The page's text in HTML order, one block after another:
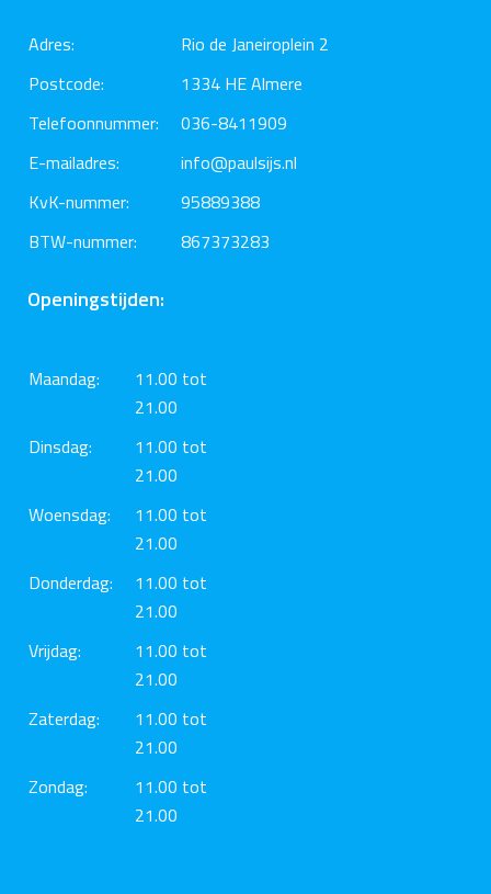
Adres:
Rio de Janeiroplein 2
Postcode:
1334 HE Almere
Telefoonnummer:
036-8411909
E-mailadres:
info@paulsijs.nl
KvK-nummer:
95889388
BTW-nummer:
867373283
Openingstijden:
Maandag:
11.00 tot
21.00
Dinsdag:
11.00 tot
21.00
Woensdag:
11.00 tot
21.00
Donderdag:
11.00 tot
21.00
Vrijdag:
11.00 tot
21.00
Zaterdag:
11.00 tot
21.00
Zondag:
11.00 tot
21.00